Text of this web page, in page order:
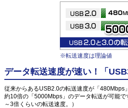
※転送速度は理論値
データ転送速度が速い！「
従来からあるUSB2.0の転送速度が「480Mbps
約10倍の「5000Mbps」のデータ転送が可能
～3倍くらいの転送速度。）